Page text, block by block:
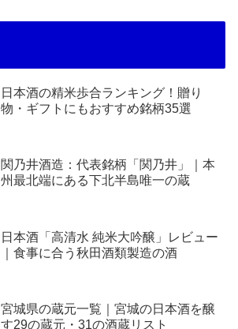
日本酒の精米歩合ランキング！贈り
物・ギフトにもおすすめ銘柄35選
関乃井酒造：代表銘柄「関乃井」｜本
州最北端にある下北半島唯一の蔵
日本酒「高清水 純米大吟醸」レビュー
｜食事に合う秋田酒類製造の酒
宮城県の蔵元一覧｜宮城の日本酒を醸
す29の蔵元・31の酒蔵リスト